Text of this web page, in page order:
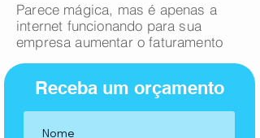
Parece mágica, mas é apenas a
internet funcionando para sua
empresa aumentar o faturamento
Receba um orçamento